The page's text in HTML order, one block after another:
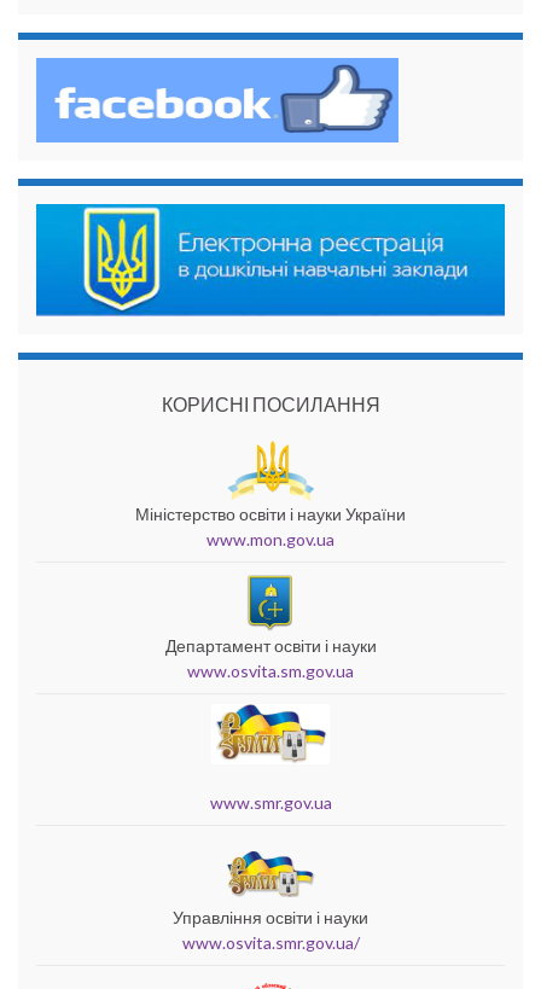
КОРИСНІ ПОСИЛАННЯ
Міністерство освіти і науки України
www.mon.gov.ua
Департамент освіти і науки
www.osvita.sm.gov.ua
www.smr.gov.ua
Управління освіти і науки
www.osvita.smr.gov.ua/